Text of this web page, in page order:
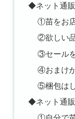
◆ネット通
①苗をお
②欲しい
③セール
④おまけ
⑤梱包は
◆ネット通